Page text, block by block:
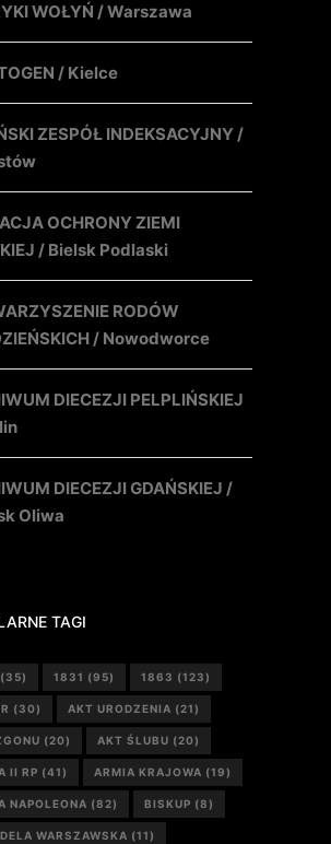
WOŁYŃ / Warszawa
/ Kielce
ZESPÓŁ INDEKSACYJNY /
OCHRONY ZIEMI
/ Bielsk Podlaski
RODÓW
/ Nowodworce
DIECEZJI PELPLIŃSKIEJ
DIECEZJI GDAŃSKIEJ /
Oliwa
TAGI
(35) 1831 (95) 1863 (123)
(30) AKT URODZENIA (21)
(20) AKT ŚLUBU (20)
II RP (41) ARMIA KRAJOWA (19)
NAPOLEONA (82) BISKUP (8)
WARSZAWSKA (11)